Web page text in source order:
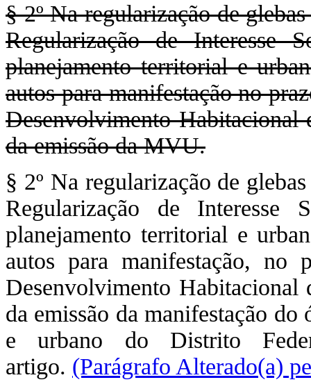
§ 2º Na regularização de
Regularização de
planejamento territorial e
autos para manifestação no
Desenvolvimento
da emissão da MVU.
§ 2º Na regularização de
Regularização de
planejamento territorial e
autos para manifestação,
Desenvolvimento
da emissão da manifestação
e urbano do Distrito
artigo. (Parágrafo Alterado(a)